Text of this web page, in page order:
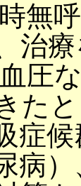
無
治
圧
た
症
病